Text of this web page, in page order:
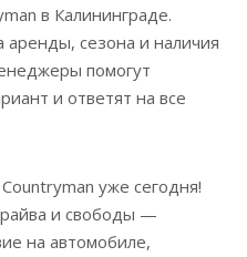
в Калининграде.
аренды, сезона и наличия
помогут
и ответят на все
уже сегодня!
и свободы —
на автомобиле,